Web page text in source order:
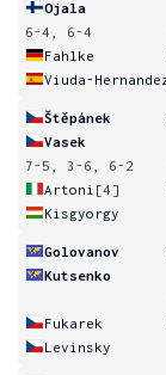
Ojala
6-4, 6-4
Fahlke
Viuda-
Štěpánek
Vasek
7-5, 3-6, 6-2
Artoni [4]
Kisgyorgy
Golovanov
Kutsenko
Fukarek
Levinsky